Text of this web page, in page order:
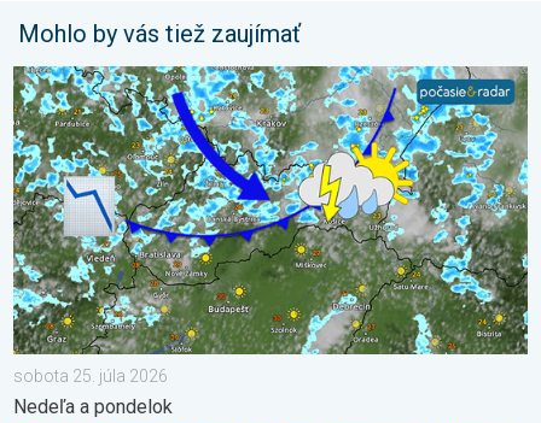
Mohlo by vás tiež zaujímať
Po krátkom oteplení krátke ochladenie. Nedeľa a pondelok. .
sobota 25. júla 2026
Nedeľa a pondelok